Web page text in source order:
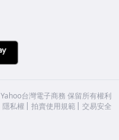
Yahoo台灣電子商務 保留所有權利
隱私權 拍賣使用規範 交易安全